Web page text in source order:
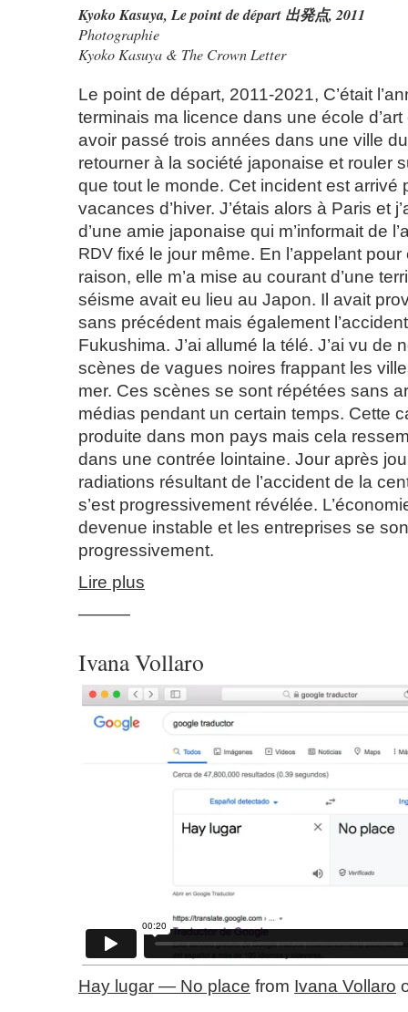
Kyoko Kasuya,Le point de départ 出発点, 2011
Photographie
Kyoko Kasuya & The Crown Letter
Le point de départ, 2011-2021, C’était
terminais ma licence dans une école
avoir passé trois années dans une ville
retourner à la société japonaise et rouler
que tout le monde. Cet incident est arrivé
vacances d’hiver. J’étais alors à Paris et
d’une amie japonaise qui m’informait de
RDV fixé le jour même. En l’appelant
raison, elle m’a mise au courant d’une
séisme avait eu lieu au Japon. Il avait
sans précédent mais également
Fukushima. J’ai allumé la télé. J’ai vu de
scènes de vagues noires frappant les
mer. Ces scènes se sont répétées sans
médias pendant un certain temps. Cette
produite dans mon pays mais cela
dans une contrée lointaine. Jour après
radiations résultant de l’accident de la
s’est progressivement révélée.
devenue instable et les entreprises se
progressivement.
Lire plus
———
Ivana Vollaro
Hay lugar — No place from Ivana Vollaro